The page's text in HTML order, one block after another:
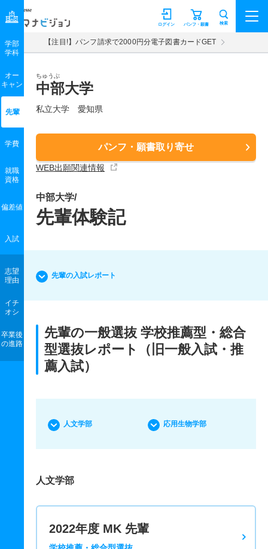
マナビジョン パンフ・願書
ログイン 検索
【注目!】パンフ請求で2000円分電子図書カードGET
ちゅうぶ
中部大学
私立大学 愛知県
パンフ・願書取り寄せ
WEB出願関連情報
学部
学科
オー
キャン
先輩
学費
就職
資格
偏差値
入試
志望
理由
イチ
オシ
卒業後
の進路
中部大学/
先輩体験記
先輩の入試レポート
先輩の一般選抜 学校推薦型・総合
型選抜レポート（旧一般入試・推
薦入試）
人文学部 応用生物学部
人文学部
2022年度 MK 先輩